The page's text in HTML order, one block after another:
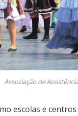
Associação de
escolas e